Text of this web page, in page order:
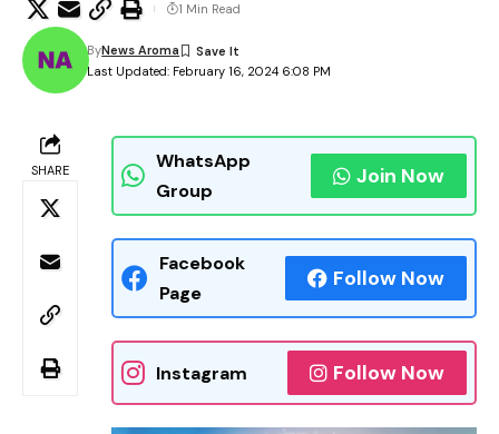
Last Updated: February 16, 2024 6:08 PM
ByNews Aroma
1 Min Read
SHARE
WhatsApp
Group
Join Now
Facebook
Page
Follow Now
Instagram Follow Now